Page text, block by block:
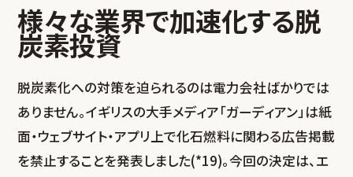
様々な業界で加速化する脱
炭素投資
脱炭素化への対策を迫られるのは電力会社ばかりでは
ありません。イギリスの大手メディア「ガーディアン」は紙
面・ウェブサイト・アプリ上で化石燃料に関わる広告掲載
を禁止することを発表しました(*19)。今回の決定は、エ